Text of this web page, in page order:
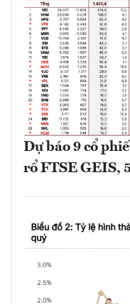
Dự báo 9 cổ
rổ FTSE GEIS,